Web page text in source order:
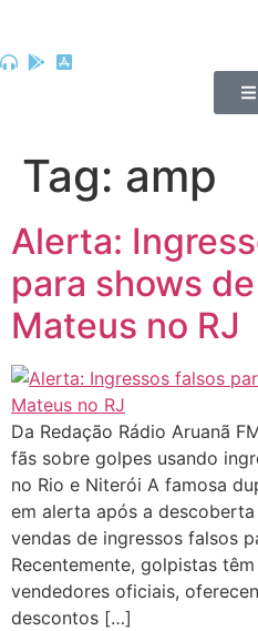
Tag: amp
Alerta:
para shows
Mateus no RJ
Da Redação Rádio Aruanã
fãs sobre golpes usando
no Rio e Niterói A famosa
em alerta após a
vendas de ingressos falsos
Recentemente, golpistas
vendedores oficiais,
descontos […]